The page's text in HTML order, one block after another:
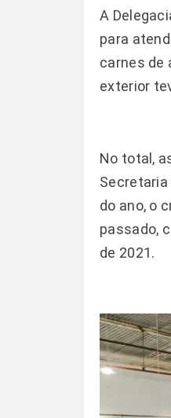
A
para
carnes de
exterior
No total,
Secretaria
do ano, o
passado,
de 2021.